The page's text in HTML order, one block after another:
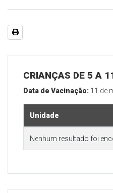
CRIANÇAS DE 5 A
Data de Vacinação: 11 de
Unidade
Nenhum resultado foi